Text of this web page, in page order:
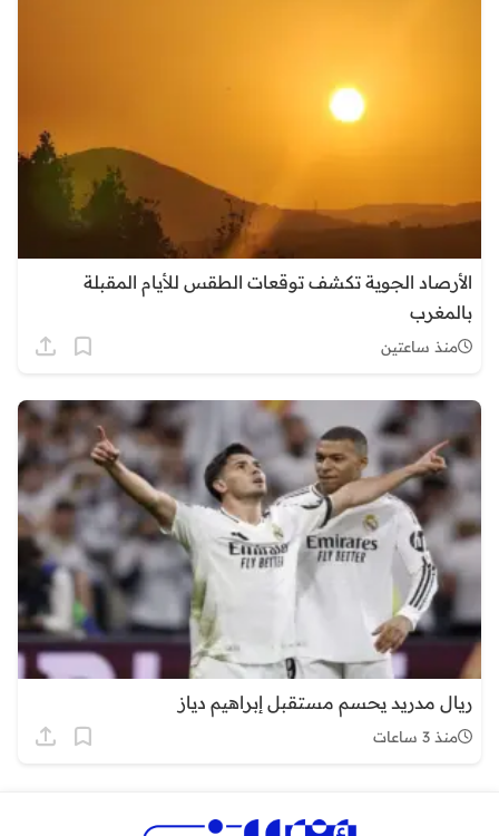
الأرصاد الجوية تكشف توقعات الطقس للأيام المقبلة
بالمغرب
منذ ساعتين
ريال مدريد يحسم مستقبل إبراهيم دياز
منذ 3 ساعات